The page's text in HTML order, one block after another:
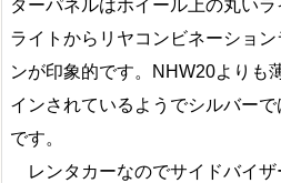
ターパネルはホイール上の丸い
ライトからリヤコンビネーショ
ンが印象的です。NHW20よりも
インされているようでシルバー
です。
レンタカーなのでサイドバイザ